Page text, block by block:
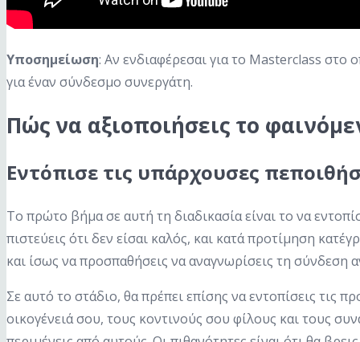
Υποσημείωση: Αν ενδιαφέρεσαι για το Masterclass στο
για έναν σύνδεσμο συνεργάτη.
Πώς να αξιοποιήσεις το
Εντόπισε τις υπάρχουσες
Το πρώτο βήμα σε αυτή τη διαδικασία είναι το να
πιστεύεις ότι δεν είσαι καλός, και κατά προτίμηση
και ίσως να προσπαθήσεις να αναγνωρίσεις τη σύνδεση
Σε αυτό το στάδιο, θα πρέπει επίσης να εντοπίσεις
οικογένειά σου, τους κοντινούς σου φίλους και τους